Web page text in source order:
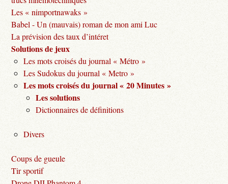
Les « nimportnawaks »
Babel - Un (mauvais) roman de mon ami Luc
La prévision des taux d’intéret
Solutions de jeux
Les mots croisés du journal « Métro »
Les Sudokus du journal « Metro »
Les mots croisés du journal « 20 Minutes »
Les solutions
Dictionnaires de définitions
Divers
Coups de gueule
Tir sportif